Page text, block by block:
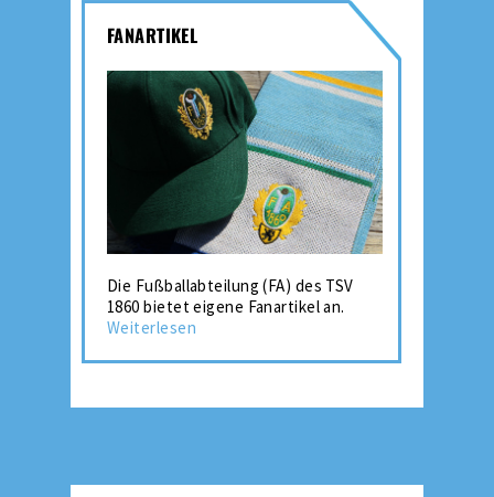
FANARTIKEL
Die Fußballabteilung (FA) des TSV
1860 bietet eigene Fanartikel an.
Weiterlesen